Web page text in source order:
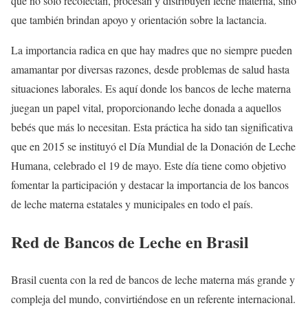
que también brindan apoyo y orientación sobre la lactancia.
La importancia radica en que hay madres que no siempre pueden
amamantar por diversas razones, desde problemas de salud hasta
situaciones laborales. Es aquí donde los bancos de leche materna
juegan un papel vital, proporcionando leche donada a aquellos
bebés que más lo necesitan. Esta práctica ha sido tan significativa
que en 2015 se instituyó el Día Mundial de la Donación de Leche
Humana, celebrado el 19 de mayo. Este día tiene como objetivo
fomentar la participación y destacar la importancia de los bancos
de leche materna estatales y municipales en todo el país.
Red de Bancos de Leche en Brasil
Brasil cuenta con la red de bancos de leche materna más grande y
compleja del mundo, convirtiéndose en un referente internacional.